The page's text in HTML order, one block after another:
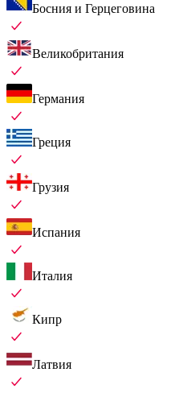
Босния и Герцеговина
Великобритания
Германия
Греция
Грузия
Испания
Италия
Кипр
Латвия